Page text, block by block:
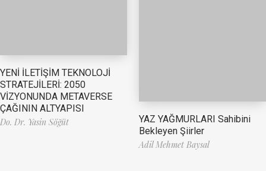
YENİ İLETİŞİM TEKNOLOJİ
STRATEJİLERİ: 2050
VİZYONUNDA METAVERSE
ÇAĞININ ALTYAPISI
Do. Dr. Yasin Söğüt
YAZ YAĞMURLARI Sahibini
Bekleyen Şiirler
Adil Mehmet Baysal